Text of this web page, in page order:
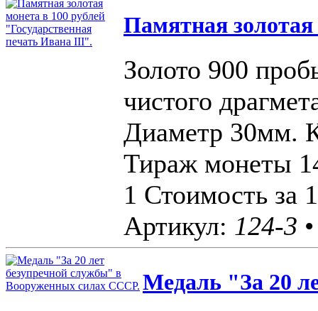
Памятная золотая
Золото 900
чистого
Диаметр 30мм.
Тираж монеты
1 Стоимость за
Артикул: 124-3
Медаль "За 20